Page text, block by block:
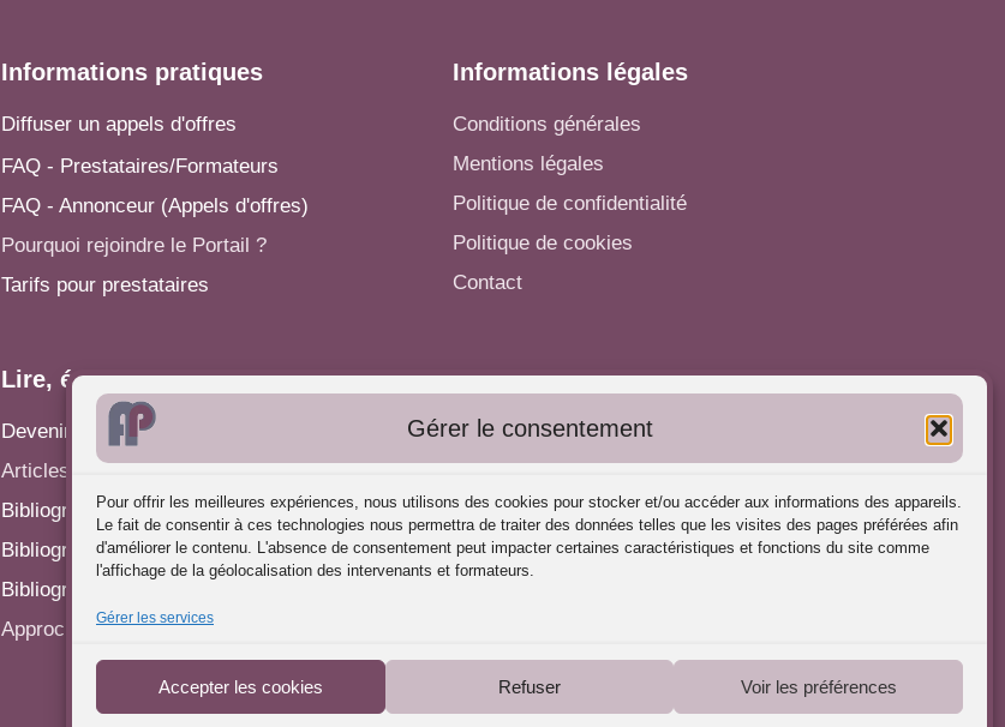
Gérer le consentement
Pour offrir les meilleures expériences, nous utilisons des cookies pour stocker et/ou accéder aux informations des appareils.
Le fait de consentir à ces technologies nous permettra de traiter des données telles que les visites des pages préférées afin
d'améliorer le contenu. L'absence de consentement peut impacter certaines caractéristiques et fonctions du site comme
l'affichage de la géolocalisation des intervenants et formateurs.
Gérer les services
Accepter les cookies Refuser Voir les préférences
Informations pratiques
Diffuser un appels d'offres
FAQ - Prestataires/Formateurs
FAQ - Annonceur (Appels d'offres)
Pourquoi rejoindre le Portail ?
Tarifs pour prestataires
Informations légales
Conditions générales
Mentions légales
Politique de confidentialité
Politique de cookies
Contact
Lire, écrire...
Devenir rédacteur
Articles - Actualités
Bibliographie: Analyse des Pratiques
Bibliographie: Supervision
Bibliographie: Autres méthodes
Approches de l'Analyse des pratiques
Autres informations
S'inscrire dans l'Annuaire
Publiez vos formations
Charte déontologique
Références d'intervention